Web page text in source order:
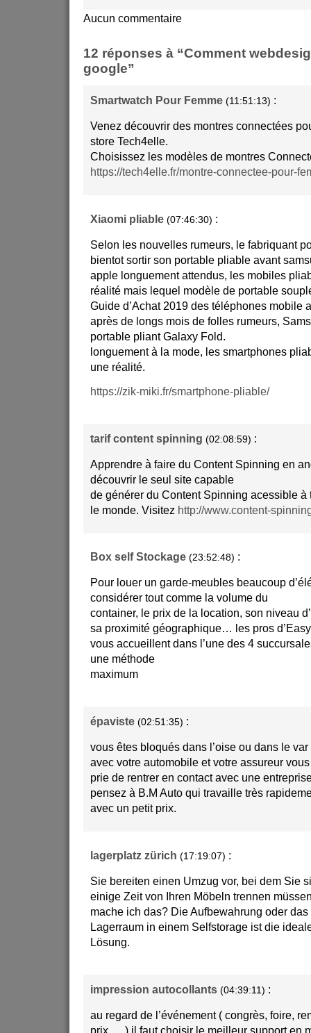
Aucun commentaire
12 réponses à “Comment
google”
Smartwatch Pour Femme (11:51:13) :
Venez découvrir des montres connectées
store Tech4elle.
Choisissez les modèles de montres
https://tech4elle.fr/montre-connectee-pour-
Xiaomi pliable (07:46:30) :
Selon les nouvelles rumeurs, le fabriquant
bientot sortir son portable pliable avant
apple longuement attendus, les mobiles
réalité mais lequel modèle de portable
Guide d’Achat 2019 des téléphones mobile
après de longs mois de folles rumeurs,
portable pliant Galaxy Fold.
longuement à la mode, les smartphones
une réalité.
https://zik-miki.fr/smartphone-pliable/
tarif content spinning (02:08:59) :
Apprendre à faire du Content Spinning en
découvrir le seul site capable
de générer du Content Spinning acessible à
le monde. Visitez http://www.content-
Box self Stockage (23:52:48) :
Pour louer un garde-meubles beaucoup
considérer tout comme la volume du
container, le prix de la location, son niveau
sa proximité géographique… les pros
vous accueillent dans l’une des 4
une méthode
maximum
épaviste (02:51:35) :
vous êtes bloqués dans l’oise ou dans le var
avec votre automobile et votre assureur vous
prie de rentrer en contact avec une
pensez à B.M Auto qui travaille très
avec un petit prix.
lagerplatz zürich (17:19:07) :
Sie bereiten einen Umzug vor, bei dem Sie
einige Zeit von Ihren Möbeln trennen
mache ich das? Die Aufbewahrung oder
Lagerraum in einem Selfstorage ist die
Lösung.
impression autocollants (04:39:11) :
au regard de l’événement ( congrès, foire,
prix,… ) il faut choisir le meilleur support en